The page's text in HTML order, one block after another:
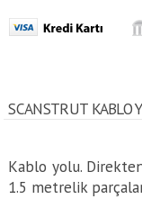
SCANSTRUT KABLO
Kablo yolu.
1.5 metrelik